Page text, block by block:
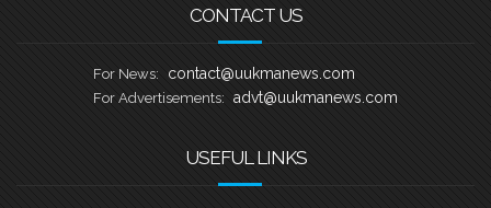
CONTACT US
For News: contact@uukmanews.com
For Advertisements: advt@uukmanews.com
USEFUL LINKS